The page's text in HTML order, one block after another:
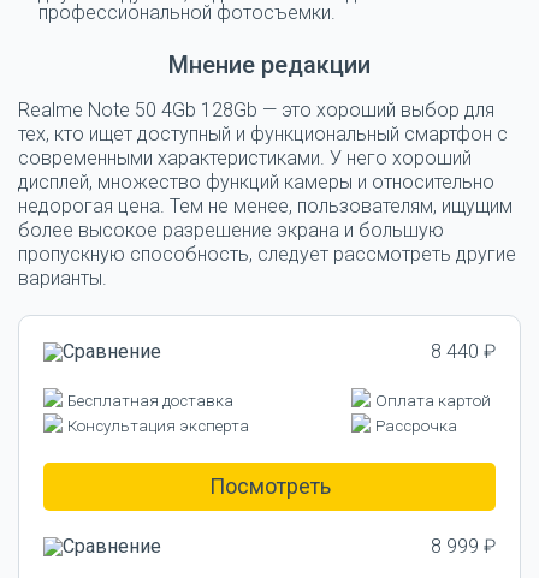
профессиональной фотосъемки.
Мнение редакции
Realme Note 50 4Gb 128Gb — это хороший выбор для
тех, кто ищет доступный и функциональный смартфон с
современными характеристиками. У него хороший
дисплей, множество функций камеры и относительно
недорогая цена. Тем не менее, пользователям, ищущим
более высокое разрешение экрана и большую
пропускную способность, следует рассмотреть другие
варианты.
8 440 ₽
Бесплатная доставка
Оплата картой
Консультация эксперта
Рассрочка
Посмотреть
8 999 ₽